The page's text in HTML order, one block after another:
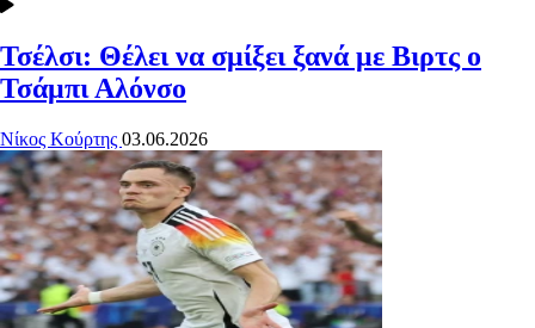
Τσέλσι: Θέλει να σμίξει ξανά με Βιρτς ο
Τσάμπι Αλόνσο
Νίκος Κούρτης 03.06.2026